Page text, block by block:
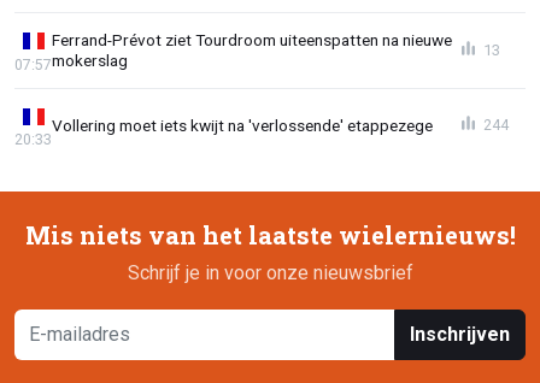
Ferrand-Prévot ziet Tourdroom uiteenspatten na nieuwe
mokerslag
07:57
13
Vollering moet iets kwijt na 'verlossende' etappezege
20:33
244
Mis niets van het laatste wielernieuws!
Schrijf je in voor onze nieuwsbrief
Inschrijven